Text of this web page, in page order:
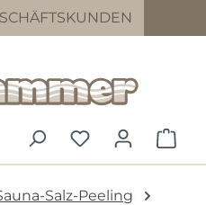
DU HAST 0
Salz-Peeling